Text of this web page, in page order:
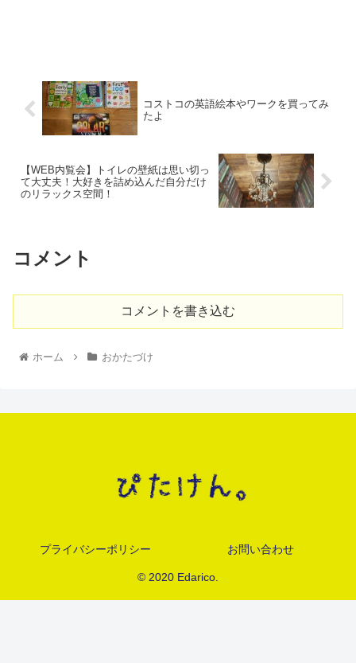
コストコの英語絵本やワークを買ってみ
たよ
【WEB内覧会】トイレの壁紙は思い切っ
て大丈夫！大好きを詰め込んだ自分だけ
のリラックス空間！
コメント
コメントを書き込む
ホーム おかたづけ
プライバシーポリシー お問い合わせ
© 2020 Edarico.